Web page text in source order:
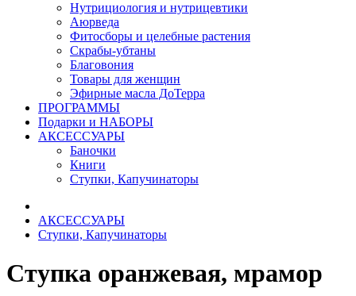
Нутрициология и нутрицевтики
Аюрведа
Фитосборы и целебные растения
Скрабы-убтаны
Благовония
Товары для женщин
Эфирные масла ДоТерра
ПРОГРАММЫ
Подарки и НАБОРЫ
АКСЕССУАРЫ
Баночки
Книги
Ступки, Капучинаторы
АКСЕССУАРЫ
Ступки, Капучинаторы
Ступка оранжевая, мрамор